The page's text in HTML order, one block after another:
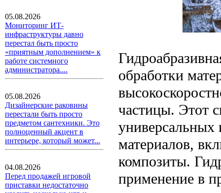
05.08.2026
Мониторинг ИТ-
инфраструктуры давно
перестал быть просто
«приятным дополнением» к
работе системного
администратора....
05.08.2026
Дизайнерские раковины
перестали быть просто
предметом сантехники. Это
полноценный акцент в
интерьере, который может...
04.08.2026
Перед продажей игровой
приставки недостаточно
обработки
частицы. Этот
материалов,
композиты.
применение в